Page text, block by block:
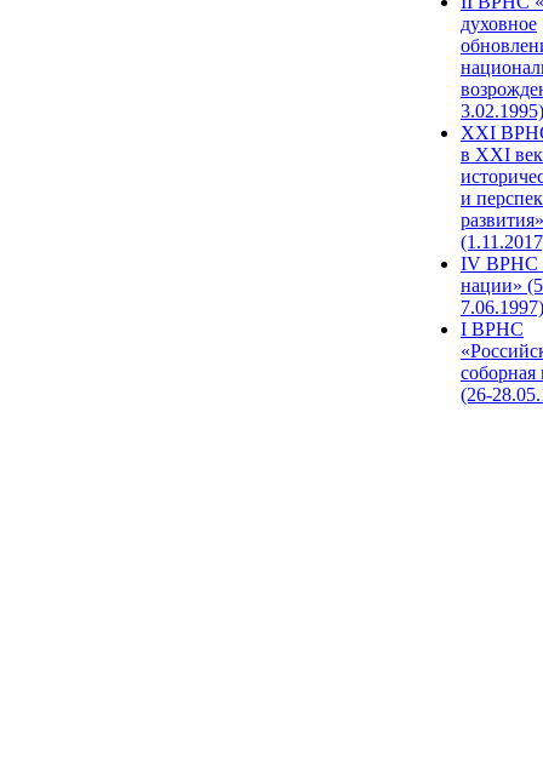
духовное
3.02.1995)
XХI
в XXI
и
развития»
IV ВРНС
нации»
7.06.1997)
I ВРНС
(26-